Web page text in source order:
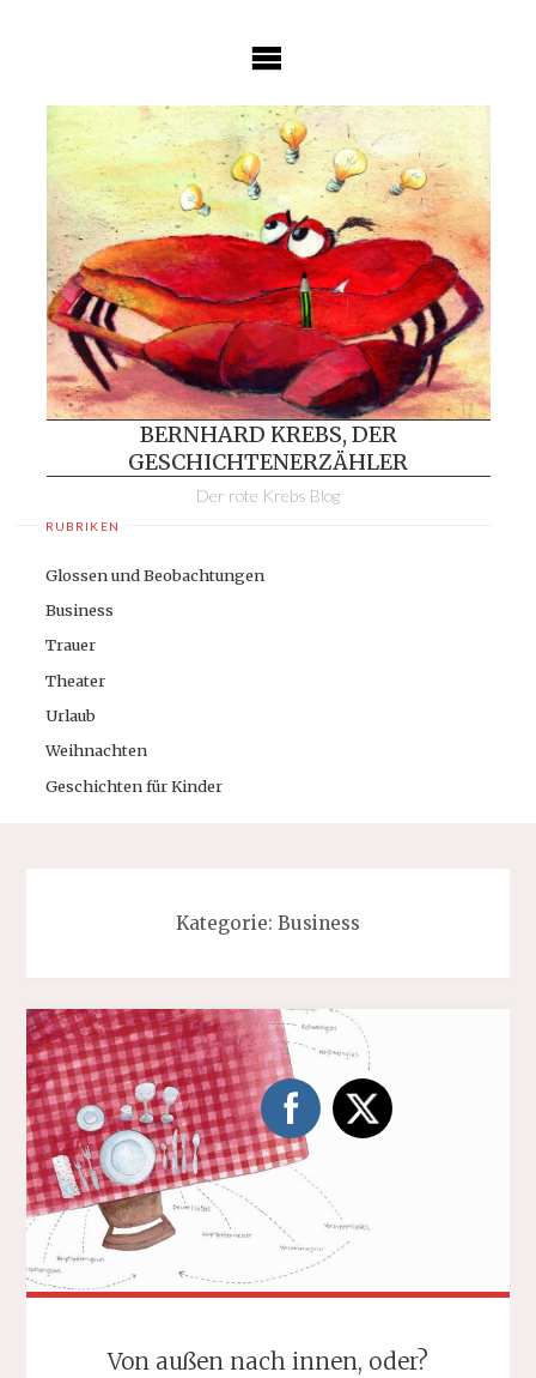
BERNHARD KREBS, DER
GESCHICHTENERZÄHLER
Der rote Krebs Blog
RUBRIKEN
Glossen und Beobachtungen
Business
Trauer
Theater
Urlaub
Weihnachten
Geschichten für Kinder
Kategorie: Business
Von außen nach innen, oder?